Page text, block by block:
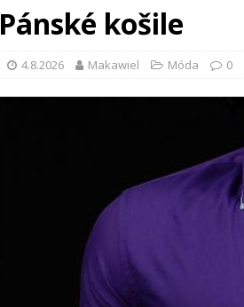
Pánské košile
4.8.2026 Makawiel Móda 0